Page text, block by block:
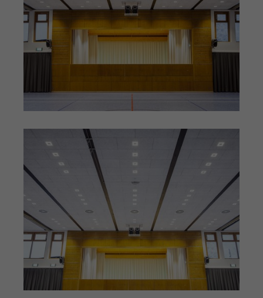
Einstellungen. Unter anderem eine
zufällig generierte ID, für die
historische Speicherung Ihrer
vorgenommen Einstellungen, falls der
Webseiten-Betreiber dies eingestellt
hat.
Anbieter TYPO3 CMS
Laufzeit Sitzung
Zweck
Wird von der TYPO3 CMS ververwendet.
Mit Hilfe des Cookies wird der aktuelle
Session-Name für den jeweilgen
Benutzer gespeichert. Dieser Session-
Cookie wird verwendet, um den
Benutzer wiedererkennen zu können.
Zweck
(z. B. Deutsch), wie viele Suchergebnisse
pro Seite angezeigt werden sollen und
ob der Google SafeSearch-Filter aktiviert
Datenschutzrichtlinie finden Sie hier:
Name YSC
YouTube
Laufzeit Sitzung
Zweck
Wird von YouTube verwendet. Das
Cookie registriert eine eindeutige ID, um
Statistiken der Videos von YouTube, die
der Benutzer gesehen hat, zu behalten.